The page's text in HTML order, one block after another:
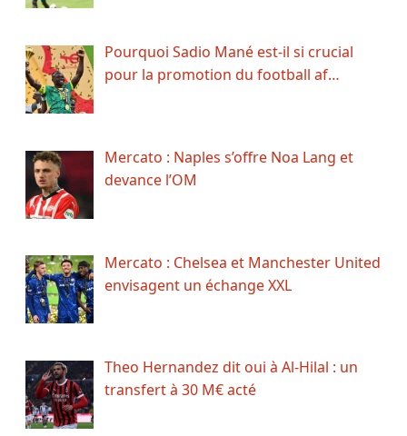
Pourquoi Sadio Mané est-il si crucial
pour la promotion du football af…
Mercato : Naples s’offre Noa Lang et
devance l’OM
Mercato : Chelsea et Manchester United
envisagent un échange XXL
Theo Hernandez dit oui à Al-Hilal : un
transfert à 30 M€ acté